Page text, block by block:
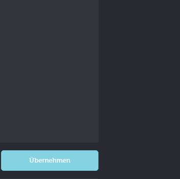
Übernehmen